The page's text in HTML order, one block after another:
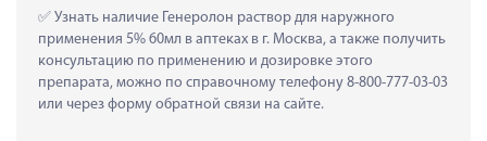
Узнать наличие Генеролон раствор для наружного
применения 5% 60мл в аптеках в г. Москва, а также получить
консультацию по применению и дозировке этого
препарата, можно по справочному телефону 8-800-777-03-03
или через форму обратной связи на сайте.